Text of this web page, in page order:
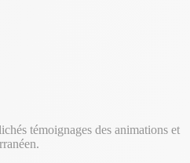
témoignages des animations et